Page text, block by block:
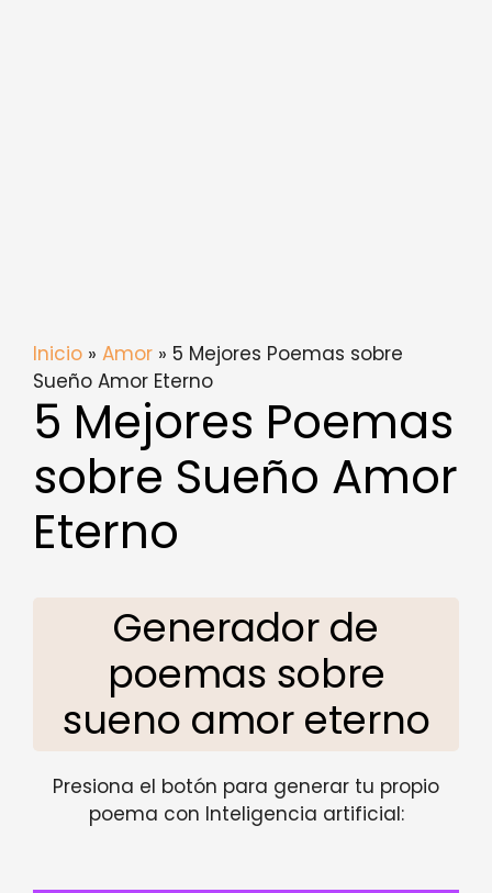
Inicio » Amor » 5 Mejores Poemas sobre
Sueño Amor Eterno
5 Mejores Poemas
sobre Sueño Amor
Eterno
Generador de
poemas sobre
sueno amor eterno
Presiona el botón para generar tu propio
poema con Inteligencia artificial: